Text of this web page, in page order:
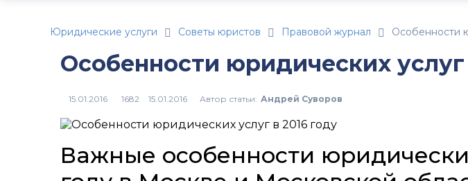
Юридические услуги Советы юристов Правовой журнал Особенности
Особенности юридических услуг
15.01.2016 1682 Автор статьи: Андрей Суворов
Важные особенности